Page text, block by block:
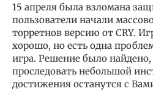
15 апреля была взломана
пользователи начали
торретнов версию от CRY.
хорошо, но есть одна
игра. Решение было найдено,
проследовать небольшой
достижения останутся с